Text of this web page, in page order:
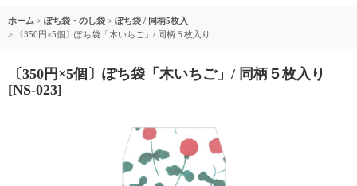
ホーム > ぽち袋・のし袋 > ぽち袋 / 同柄5枚入
>
〔350円×5個〕ぽち袋「木いちご」/ 同柄５枚入り
〔350円×5個〕ぽち袋「木いちご」/ 同柄５枚入り
[NS-023]